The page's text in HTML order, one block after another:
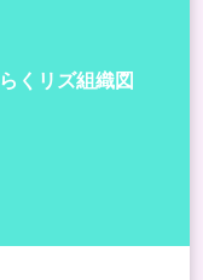
らくリズ組織図